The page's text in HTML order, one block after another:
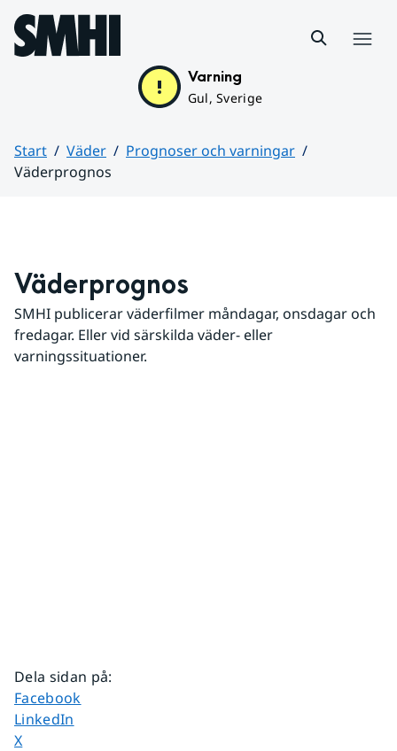
Hoppa till sidans innehåll
Varning
Gul, Sverige
Start Väder
Prognoser och varningar
Väderprognos
Väderprognos
SMHI publicerar väderfilmer måndagar, onsdagar och
fredagar. Eller vid särskilda väder- eller
varningssituationer.
Dela sidan på:
Dela sidan på
Facebook
Dela sidan på
LinkedIn
Dela sidan på
X